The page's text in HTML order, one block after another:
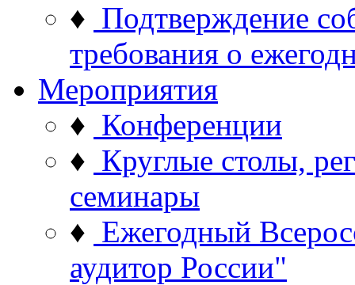
♦ Подтверждение
требования о
Мероприятия
♦ Конференции
♦ Круглые столы,
семинары
♦ Ежегодный
аудитор России"